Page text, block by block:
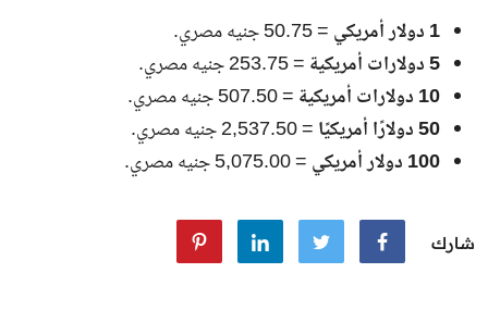
1 دولار أمريكي
= 50.75 جنيه مصري.
5 دولارات أمريكية
= 253.75 جنيه مصري.
10 دولارات أمريكية
= 507.50 جنيه مصري.
50 دولارًا أمريكيًا
= 2,537.50 جنيه مصري.
100 دولار أمريكي
= 5,075.00 جنيه مصري.
شارك